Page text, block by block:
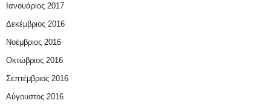
Ιανουάριος 2017
Δεκέμβριος 2016
Νοέμβριος 2016
Οκτώβριος 2016
Σεπτέμβριος 2016
Αύγουστος 2016